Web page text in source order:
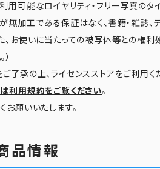
利用可能なロイヤリティ・フリー写真のタ
が無加工である保証はなく、書籍・雑誌
、お使いに当たっての被写体等との権
。）
了承の上、ライセンスストアをご利用く
利用規約をご覧ください。
お願いいたします。
品情報